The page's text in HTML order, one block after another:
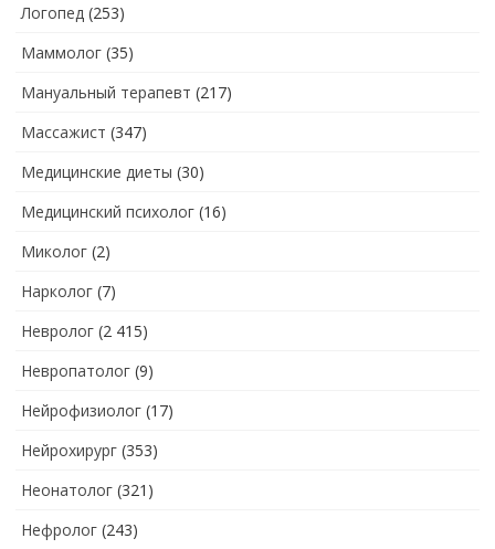
Логопед (253)
Маммолог (35)
Мануальный терапевт (217)
Массажист (347)
Медицинские диеты (30)
Медицинский психолог (16)
Миколог (2)
Нарколог (7)
Невролог (2 415)
Невропатолог (9)
Нейрофизиолог (17)
Нейрохирург (353)
Неонатолог (321)
Нефролог (243)